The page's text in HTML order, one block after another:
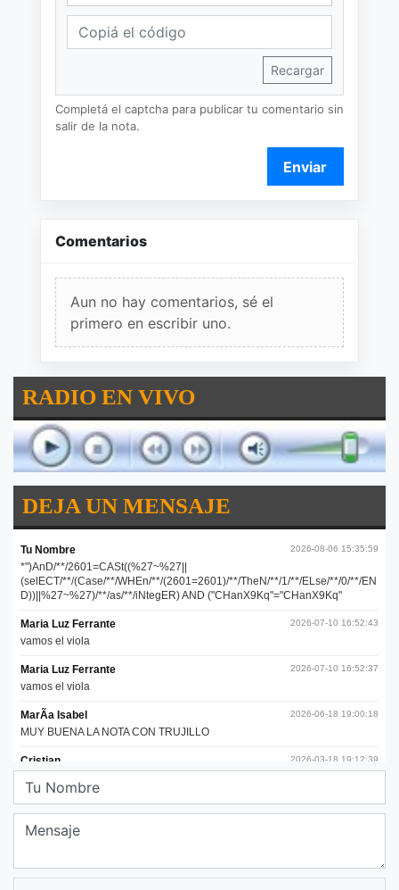
Recargar
Completá el captcha para publicar tu comentario sin
salir de la nota.
Enviar
Comentarios
Aun no hay comentarios, sé el
primero en escribir uno.
RADIO EN VIVO
DEJA UN MENSAJE